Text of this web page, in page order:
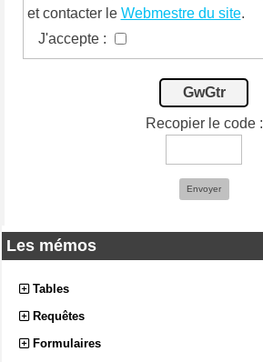
Les mémos
Tables
Requêtes
Formulaires
et contacter le Webmestre du site.
J'accepte :
GwGtr
Recopier le code :
Envoyer